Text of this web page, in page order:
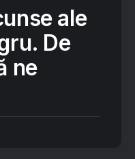
ale
De
ne